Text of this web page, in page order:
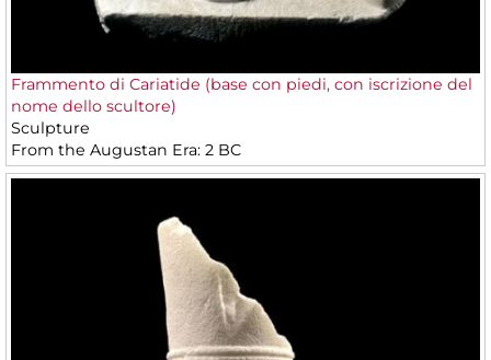
Frammento di Cariatide (base con piedi, con iscrizione del
nome dello scultore)
Sculpture
From the Augustan Era: 2 BC